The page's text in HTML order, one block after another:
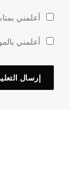
أعلمني
أعلمني